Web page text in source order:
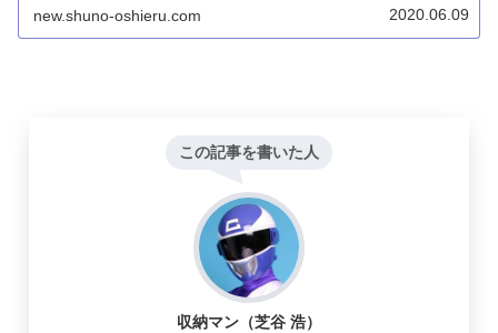
較すると、レックはほとんど水滴が落ちることなく、およ
そ半値で済みコスパも良いと思います。
new.shuno-oshieru.com 2020.06.09
この記事を書いた人
収納マン（芝谷 浩）